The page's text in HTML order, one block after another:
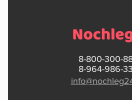
8-800-300-
8-964-986-